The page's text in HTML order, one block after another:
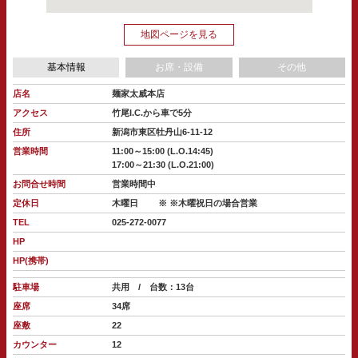
地図ページを見る
基本情報 お席・設備 その他
店名
麺家太威本店
アクセス
竹尾I.C.から車で5分
住所
新潟市東区牡丹山6-11-12
営業時間
11:00～15:00 (L.O.14:45)
17:00～21:30 (L.O.21:00)
お問合せ時間
営業時間中
定休日
木曜日
※ ※木曜祝日の場合営業
TEL
025-272-0077
HP
HP(携帯)
駐車場
共用 / 台数：13台
座席
34席
座敷
22
カウンター
12